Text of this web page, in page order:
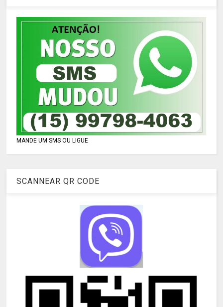
MANDE UM SMS OU LIGUE
SCANNEAR QR CODE